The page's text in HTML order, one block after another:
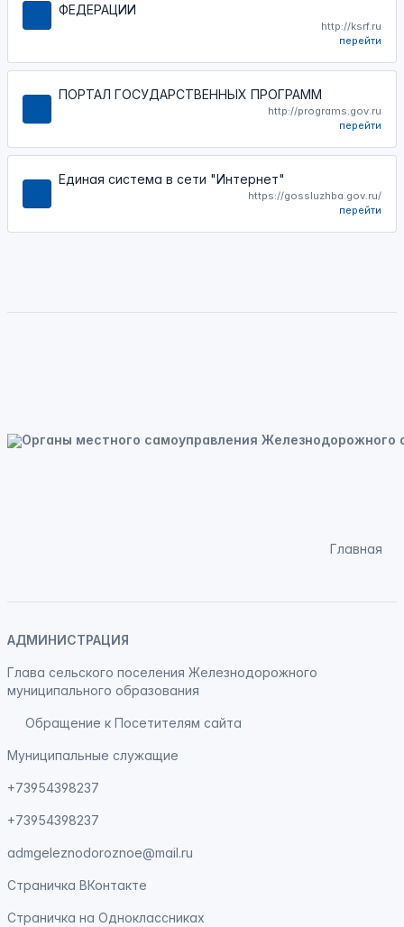
ФЕДЕРАЦИИ
http://ksrf.ru
перейти
ПОРТАЛ ГОСУДАРСТВЕННЫХ ПРОГРАММ
http://programs.gov.ru
перейти
Единая система в сети "Интернет"
https://gossluzhba.gov.ru/
перейти
Главная
АДМИНИСТРАЦИЯ
Глава сельского поселения Железнодорожного
муниципального образования
Обращение к Посетителям сайта
Муниципальные служащие
+73954398237
+73954398237
admgeleznodoroznoe@mail.ru
Страничка ВКонтакте
Страничка на Одноклассниках